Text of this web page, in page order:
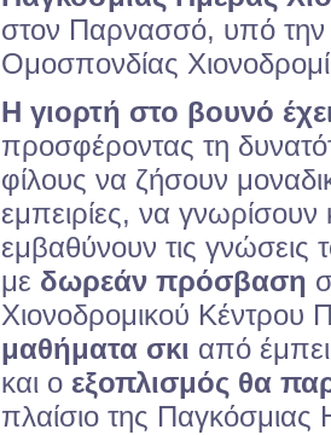
στον Παρνασσό, υπό την
Ομοσπονδίας
Η γιορτή στο βουνό
προσφέροντας τη
φίλους να ζήσουν
εμπειρίες, να
εμβαθύνουν τις γνώσεις
με δωρεάν πρόσβαση
Χιονοδρομικού Κέντρου
μαθήματα σκι από
και ο εξοπλισμός θα
πλαίσιο της Παγκόσμιας